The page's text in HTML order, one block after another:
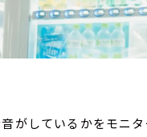
がしているかをモニタ